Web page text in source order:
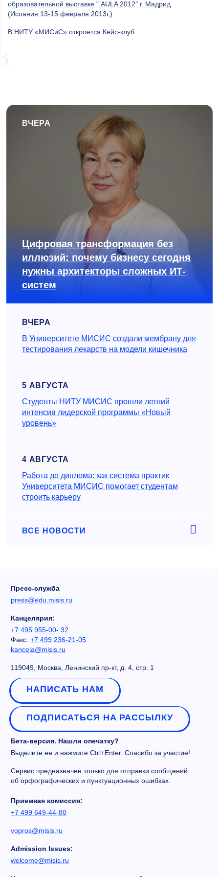
образовательной выставке " AULA 2012″ г. Мадрид
(Испания 13-15 февраля 2013г.)
В НИТУ «МИСиС» откроется Кейс-клуб
ВЧЕРА
Цифровая трансформация без
иллюзий: почему бизнесу сегодня
нужны архитекторы сложных ИТ-
систем
ВЧЕРА
В Университете МИСИС создали мембрану для
тестирования лекарств на модели кишечника
5 АВГУСТА
Студенты НИТУ МИСИС прошли летний
интенсив лидерской программы «Новый
уровень»
4 АВГУСТА
Работа до диплома: как система практик
Университета МИСИС помогает студентам
строить карьеру
ВСЕ НОВОСТИ
Пресс-служба
press@edu.misis.ru
Канцелярия:
+7 495 955-00- 32
Факс: +7 499 236-21-05
kancela@misis.ru
119049, Москва, Ленинский пр-кт, д. 4, стр. 1
НАПИСАТЬ НАМ
ПОДПИСАТЬСЯ НА РАССЫЛКУ
Бета-версия. Нашли опечатку?
Выделите ее и нажмите Ctrl+Enter. Спасибо за участие!
Сервис предназначен только для отправки сообщений
об орфографических и пунктуационных ошибках.
Приемная комиссия:
+7 499 649-44-80
vopros@misis.ru
Admission Issues:
welcome@misis.ru